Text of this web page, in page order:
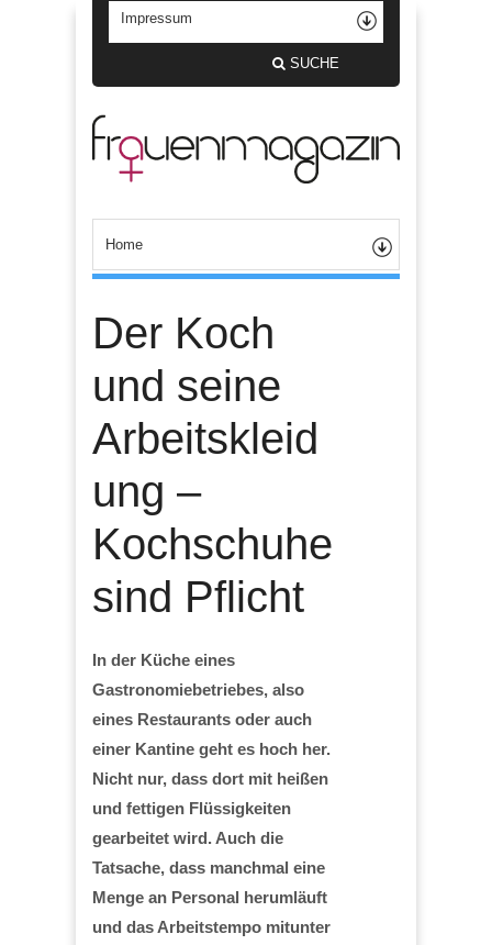
SUCHE
Der Koch
und seine
Arbeitskleid
ung –
Kochschuhe
sind Pflicht
In der Küche eines
Gastronomiebetriebes, also
eines Restaurants oder auch
einer Kantine geht es hoch her.
Nicht nur, dass dort mit heißen
und fettigen Flüssigkeiten
gearbeitet wird. Auch die
Tatsache, dass manchmal eine
Menge an Personal herumläuft
und das Arbeitstempo mitunter